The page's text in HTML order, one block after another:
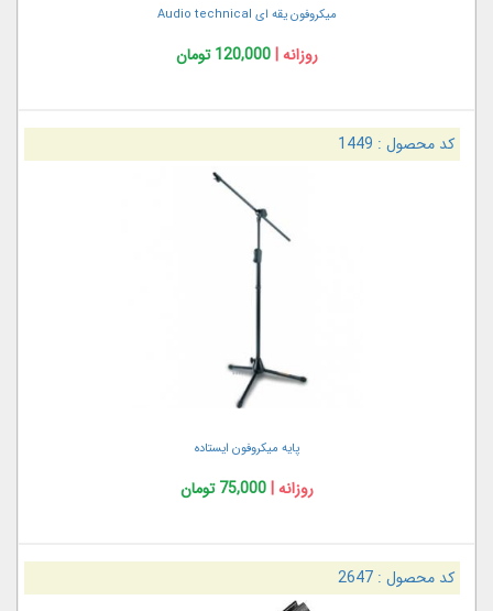
میکروفون یقه ای Audio technical
روزانه |120,000 تومان
کد محصول : 1449
پایه میکروفون ایستاده
روزانه |75,000 تومان
کد محصول :2647